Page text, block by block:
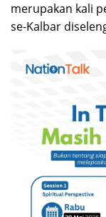
merupakan kali
se-Kalbar